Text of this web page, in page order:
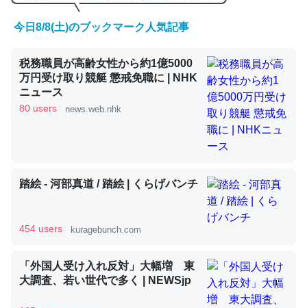
くらい。小説でいう「ずっと前の伏線」は回収されないけ
ど、短期記憶というには多い分量。進化すればするほど分
かりやすく強くなりそう
─GPTの仕組みと限界についての考察（１） - conceptualization
昆虫ってカルシウム少ないのか。知らんかった。調べたら
コオロギのカルシウム分はエビの600分の1程度。
今日8/8(土)のブックマーク人気記事
税務職員が高齢女性から約1億5000
万円受け取り競艇 懲戒免職に | NHK
ニュース
80 users news.web.nhk
踏絵 - 河部真道 / 踏絵 | くらげバンチ
454 users kuragebunch.com
「外国人受け入れ反対」大幅増 東
大調査、若い世代で多く | NEWSjp